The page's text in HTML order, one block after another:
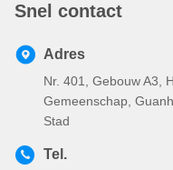
Snel contact
Adres
Nr. 401, Gebouw A3,
Gemeenschap,
Stad
Tel.